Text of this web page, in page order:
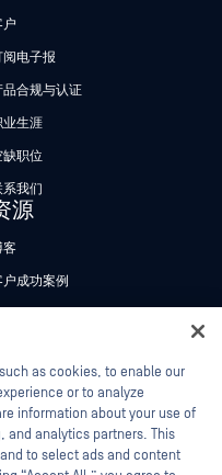
户
阅电子报
品合规与认证
业生涯
缺职位
系我们
源
客
户成功案例
报道
动
络研讨会
品型录
as cookies, to enable our
or to analyze
information about your use of
and analytics partners. This
to select ads and content
virtual assistant.
secure what's critical